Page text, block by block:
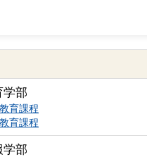
学部
育課程
育課程
学部